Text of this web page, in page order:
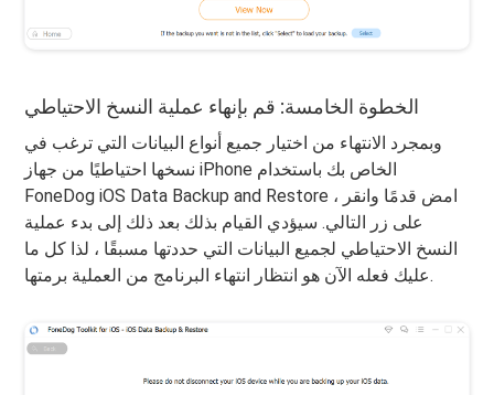
الخطوة الخامسة: قم بإنهاء عملية النسخ الاحتياطي
وبمجرد الانتهاء من اختيار جميع أنواع البيانات التي ترغب في
نسخها احتياطيًا من جهاز iPhone الخاص بك باستخدام
FoneDog iOS Data Backup and Restore ، امض قدمًا وانقر
على زر التالي. سيؤدي القيام بذلك بعد ذلك إلى بدء عملية
النسخ الاحتياطي لجميع البيانات التي حددتها مسبقًا ، لذا كل ما
عليك فعله الآن هو انتظار انتهاء البرنامج من العملية برمتها.